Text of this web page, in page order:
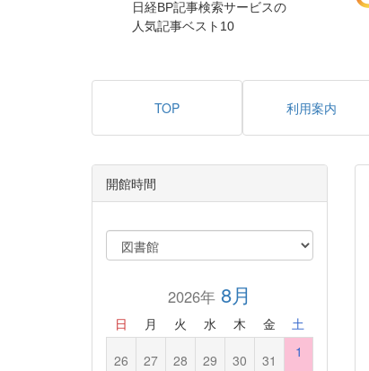
日経BP記事検索サービスの
人気記事ベスト10
TOP 利用案内
開館時間
2026年8月
日 月 火 水 木 金 土
26 27 28 29 30 31 1